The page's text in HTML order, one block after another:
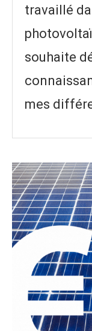
travaillé
souhaite
mes